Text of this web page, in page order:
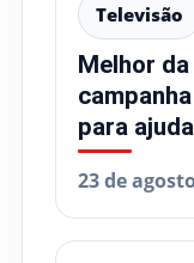
Televisão
Melhor
para
23 de